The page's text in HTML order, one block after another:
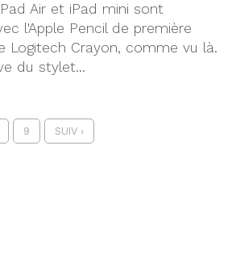
Air et iPad mini sont
l'Apple Pencil de première
Logitech Crayon, comme vu là.
du stylet...
9 SUIV ›